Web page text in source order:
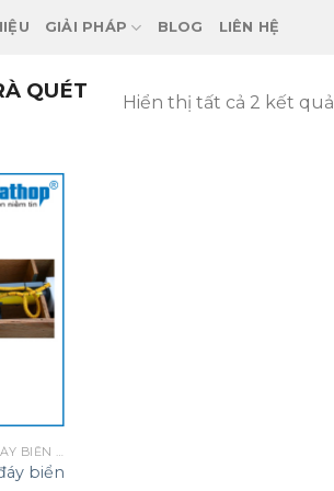
GIẢI PHÁP BLOG LIÊN HỆ
QUÉT
Hiển thị tất cả 2 kết quả
THIẾT BỊ RÀ QUÉT ĐỊA HÌNH ĐÁY BIỂN SONAR SCAN
biển